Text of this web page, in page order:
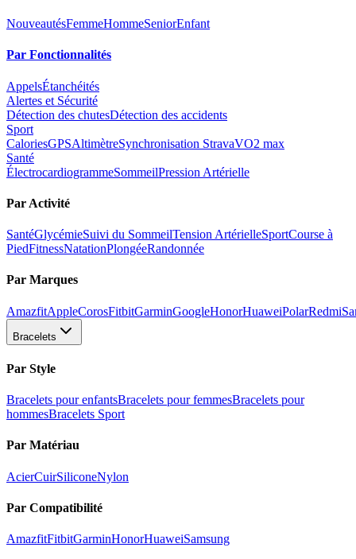
NouveautésFemmeHommeSeniorEnfant
Par Fonctionnalités
AppelsÉtanchéités
Alertes et Sécurité
Détection des chutesDétection des accidents
Sport
CaloriesGPSAltimètreSynchronisation StravaVO2 max
Santé
ÉlectrocardiogrammeSommeilPression Artérielle
Par Activité
SantéGlycémieSuivi du SommeilTension ArtérielleSportCourse à
PiedFitnessNatationPlongéeRandonnée
Par Marques
AmazfitAppleCorosFitbitGarminGoogleHonorHuaweiPolarRedmi
Bracelets
Par Style
Bracelets pour enfantsBracelets pour femmesBracelets pour
hommesBracelets Sport
Par Matériau
AcierCuirSiliconeNylon
Par Compatibilité
AmazfitFitbitGarminHonorHuaweiSamsung